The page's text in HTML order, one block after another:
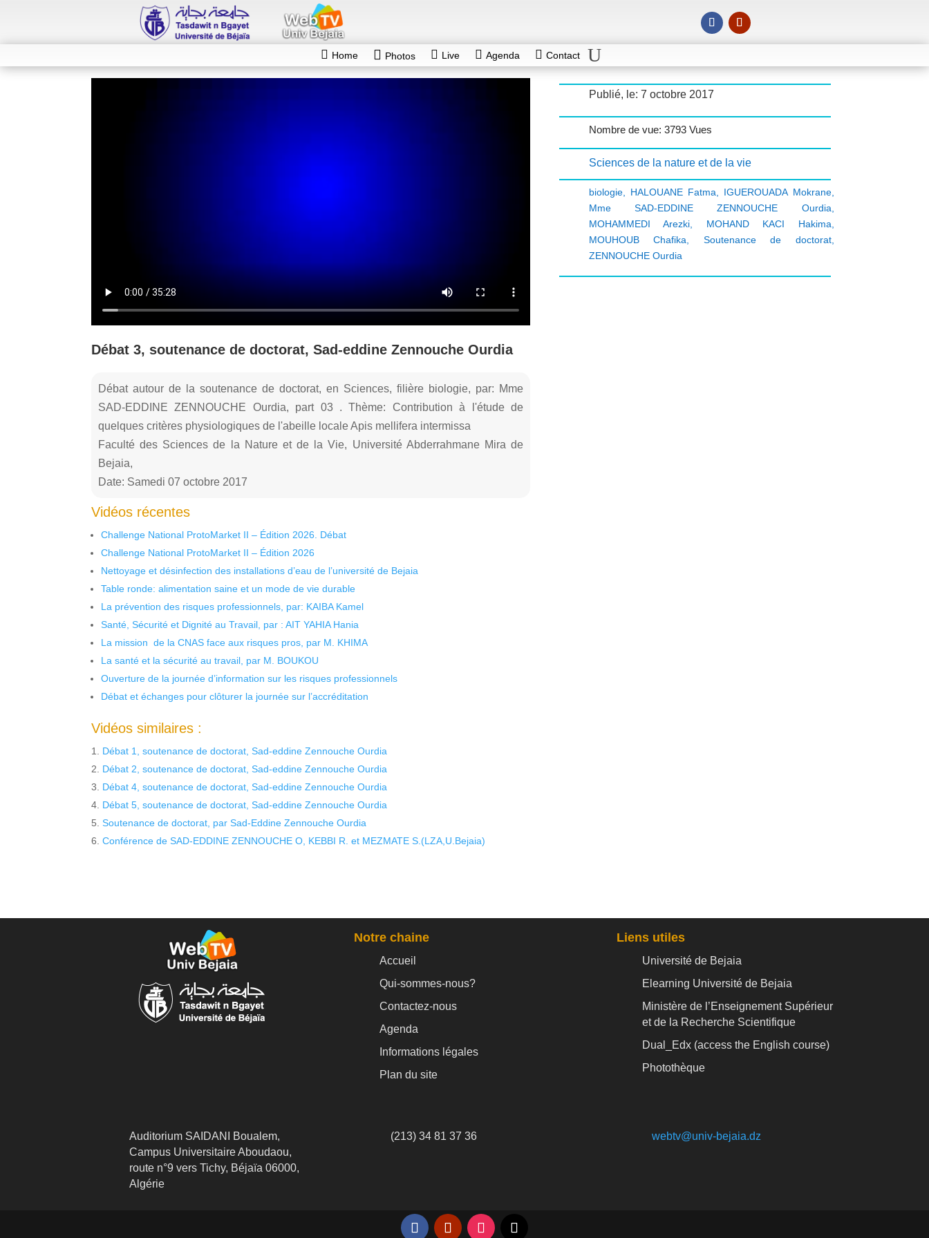
Home Photos Live Agenda Contact
Débat 3, soutenance de doctorat, Sad-eddine Zennouche Ourdia
Débat autour de la soutenance de doctorat, en Sciences, filière biologie, par: Mme
SAD-EDDINE ZENNOUCHE Ourdia, part 03 . Thème: Contribution à l'étude de
quelques critères physiologiques de l'abeille locale Apis mellifera intermissa
Faculté des Sciences de la Nature et de la Vie, Université Abderrahmane Mira de
Bejaia,
Date: Samedi 07 octobre 2017
Vidéos récentes
Challenge National ProtoMarket II – Édition 2026. Débat
Challenge National ProtoMarket II – Édition 2026
Nettoyage et désinfection des installations d’eau de l’université de Bejaia
Table ronde: alimentation saine et un mode de vie durable
La prévention des risques professionnels, par: KAIBA Kamel
Santé, Sécurité et Dignité au Travail, par : AIT YAHIA Hania
La mission de la CNAS face aux risques pros, par M. KHIMA
La santé et la sécurité au travail, par M. BOUKOU
Ouverture de la journée d’information sur les risques professionnels
Débat et échanges pour clôturer la journée sur l’accréditation
Vidéos similaires :
Débat 1, soutenance de doctorat, Sad-eddine Zennouche Ourdia
Débat 2, soutenance de doctorat, Sad-eddine Zennouche Ourdia
Débat 4, soutenance de doctorat, Sad-eddine Zennouche Ourdia
Débat 5, soutenance de doctorat, Sad-eddine Zennouche Ourdia
Soutenance de doctorat, par Sad-Eddine Zennouche Ourdia
Conférence de SAD-EDDINE ZENNOUCHE O, KEBBI R. et MEZMATE S.(LZA,U.Bejaia)
Publié, le: 7 octobre 2017
Nombre de vue: 3793 Vues
Sciences de la nature et de la vie
biologie, HALOUANE Fatma, IGUEROUADA Mokrane,
Mme SAD-EDDINE ZENNOUCHE Ourdia,
MOHAMMEDI Arezki, MOHAND KACI Hakima,
MOUHOUB Chafika, Soutenance de doctorat,
ZENNOUCHE Ourdia
Notre chaine
Accueil
Qui-sommes-nous?
Contactez-nous
Agenda
Informations légales
Plan du site
Liens utiles
Université de Bejaia
Elearning Université de Bejaia
Ministère de l’Enseignement Supérieur
et de la Recherche Scientifique
Dual_Edx (access the English course)
Photothèque
Auditorium SAIDANI Boualem,
Campus Universitaire Aboudaou,
route n°9 vers Tichy, Béjaïa 06000,
Algérie
(213) 34 81 37 36 webtv@univ-bejaia.dz